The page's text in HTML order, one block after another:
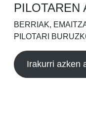
PILOTAREN
BERRIAK,
PILOTARI
Irakurri azken